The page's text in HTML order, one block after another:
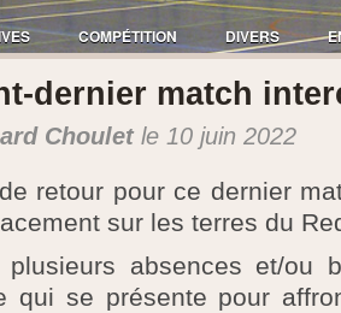
COMPÉTITION DIVERS
dernier match
Chouletle 10 juin 2022
retour pour ce dernier
sur les terres du
absences et/ou
qui se présente pour